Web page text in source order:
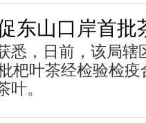
东山口岸首批
悉，日前，该局辖
杷叶茶经检验检
叶。